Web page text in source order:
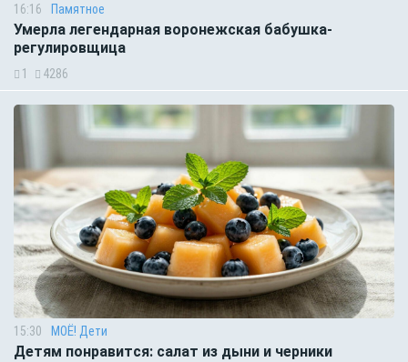
16:16 Памятное
Умерла легендарная воронежская бабушка-
регулировщица
1 4286
15:30 МОЁ! Дети
Детям понравится: салат из дыни и черники